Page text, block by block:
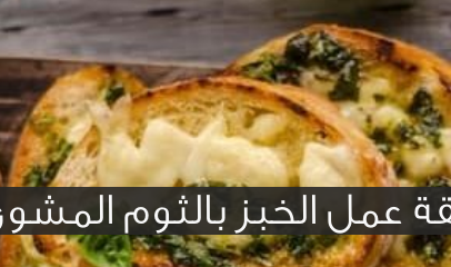
عمل الخبز بالثوم